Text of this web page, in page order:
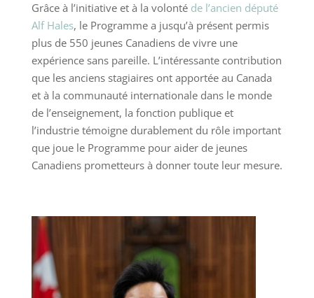
Grâce à l’initiative et à la volonté de l’ancien député
Alf Hales, le Programme a jusqu’à présent permis
plus de 550 jeunes Canadiens de vivre une
expérience sans pareille. L’intéressante contribution
que les anciens stagiaires ont apportée au Canada
et à la communauté internationale dans le monde
de l’enseignement, la fonction publique et
l’industrie témoigne durablement du rôle important
que joue le Programme pour aider de jeunes
Canadiens prometteurs à donner toute leur mesure.